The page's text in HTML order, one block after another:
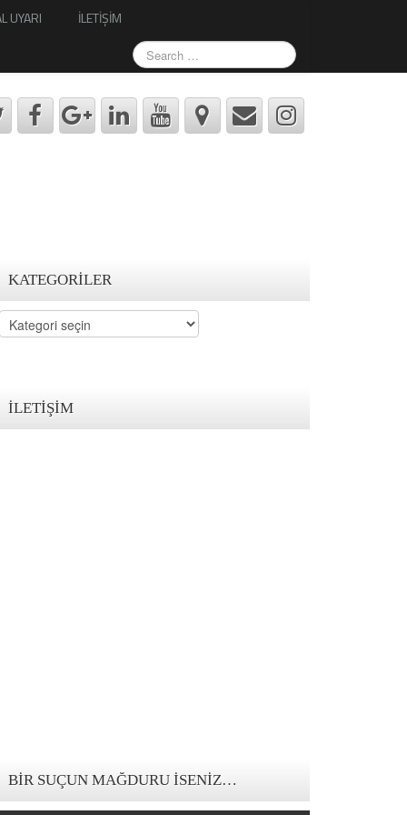
UYARI İLETİŞİM
KATEGORILER
İLETIŞIM
BIR SUÇUN MAĞDURU İSENIZ…